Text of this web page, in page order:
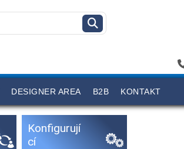
DESIGNER AREA B2B KONTAKT
Konfigurují
cí